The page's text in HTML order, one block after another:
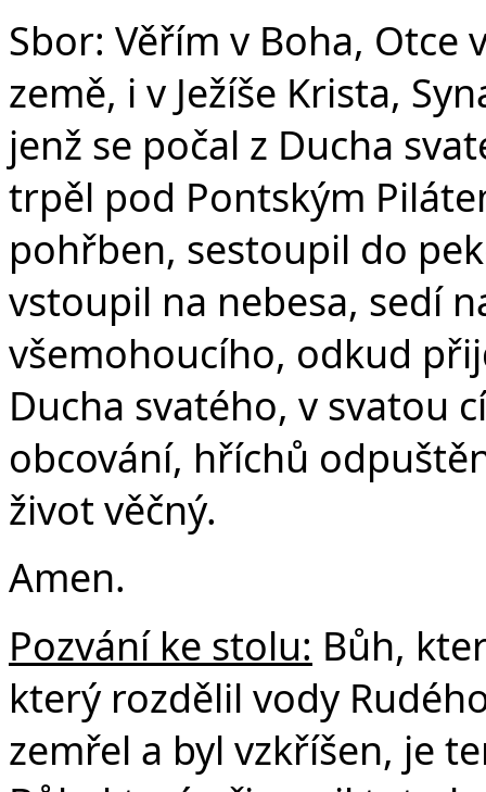
Sbor: Věřím v Boha,
země, i v Ježíše Krista,
jenž se počal z Ducha
trpěl pod Pontským
pohřben, sestoupil do
vstoupil na nebesa, sedí
všemohoucího, odkud
Ducha svatého, v svatou
obcování, hříchů
život věčný.
Amen.
Pozvání ke stolu: Bůh,
který rozdělil vody
zemřel a byl vzkříšen, je